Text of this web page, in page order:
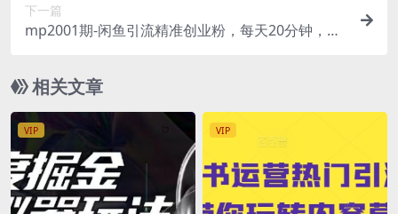
一，轻松掌握抖音直播带货技巧)
下一篇
mp2001期-闲鱼引流精准创业粉，每天20分钟，日
0分钟，日引流100+，变现5000+”)
相关文章
VIP VIP